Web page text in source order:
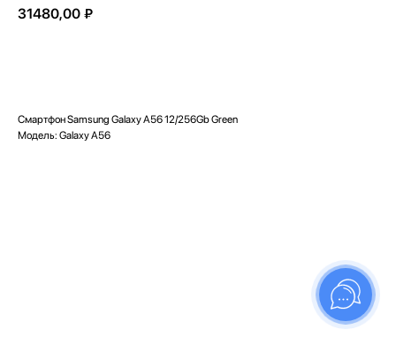
31480,00 ₽
Смартфон Samsung Galaxy A56 12/256Gb Green
Модель: Galaxy A56